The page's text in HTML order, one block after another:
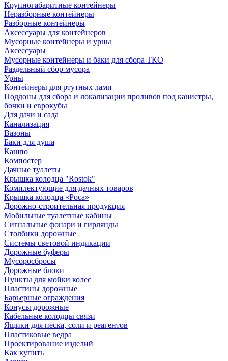
Крупногабаритные контейнеры
Неразборные контейнеры
Разборные контейнеры
Аксессуары для контейнеров
Мусорные контейнеры и урны
Аксессуары
Мусорные контейнеры и баки для сбора ТКО
Раздельный сбор мусора
Урны
Контейнеры для ртутных ламп
Поддоны для сбора и локализации проливов под канистры,
бочки и еврокубы
Для дачи и сада
Канализация
Вазоны
Баки для душа
Кашпо
Компостер
Дачные туалеты
Крышка колодца "Rostok"
Комплектующие для дачных товаров
Крышка колодца «Роса»
Дорожно-строительная продукция
Мобильные туалетные кабины
Сигнальные фонари и гирлянды
Столбики дорожные
Системы световой индикации
Дорожные буферы
Мусоросбросы
Дорожные блоки
Пункты для мойки колес
Пластины дорожные
Барьерные ограждения
Конусы дорожные
Кабельные колодцы связи
Ящики для песка, соли и реагентов
Пластиковые ведра
Проектирование изделий
Как купить